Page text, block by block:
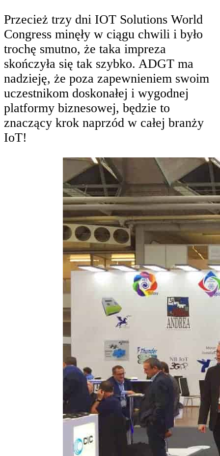
Przecież trzy dni IOT Solutions World
Congress minęły w ciągu chwili i było
trochę smutno, że taka impreza
skończyła się tak szybko. ADGT ma
nadzieję, że poza zapewnieniem swoim
uczestnikom doskonałej i wygodnej
platformy biznesowej, będzie to
znaczący krok naprzód w całej branży
IoT!